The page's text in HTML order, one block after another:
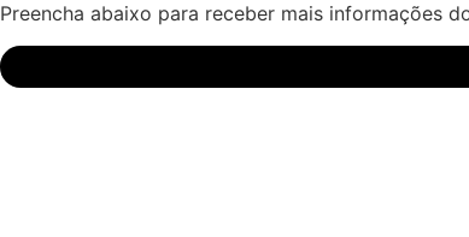
Preencha abaixo para receber mais informações